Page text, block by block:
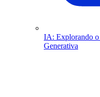
IA: Explorando
Generativa